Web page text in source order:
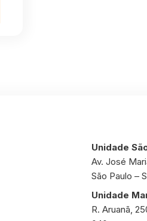
Unidade
Av. José
São Paulo –
Unidade
R. Aruanã,